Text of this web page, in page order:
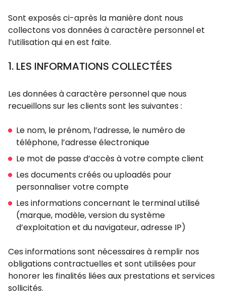
Sont exposés ci-après la manière dont nous
collectons vos données à caractère personnel et
l’utilisation qui en est faite.
1. LES INFORMATIONS COLLECTÉES
Les données à caractère personnel que nous
recueillons sur les clients sont les suivantes :
Le nom, le prénom, l’adresse, le numéro de
téléphone, l’adresse électronique
Le mot de passe d’accès à votre compte client
Les documents créés ou uploadés pour
personnaliser votre compte
Les informations concernant le terminal utilisé
(marque, modèle, version du système
d’exploitation et du navigateur, adresse IP)
Ces informations sont nécessaires à remplir nos
obligations contractuelles et sont utilisées pour
honorer les finalités liées aux prestations et services
sollicités.